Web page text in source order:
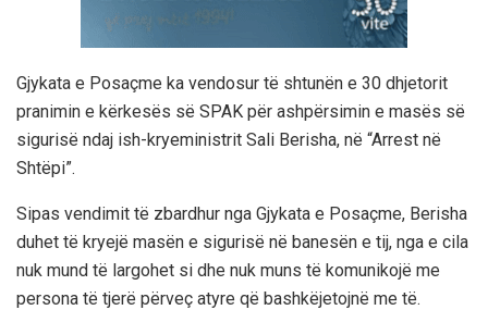
Gjykata e Posaçme ka vendosur të shtunën e 30 dhjetorit
pranimin e kërkesës së SPAK për ashpërsimin e masës së
sigurisë ndaj ish-kryeministrit Sali Berisha, në “Arrest në
Shtëpi”.
Sipas vendimit të zbardhur nga Gjykata e Posaçme, Berisha
duhet të kryejë masën e sigurisë në banesën e tij, nga e cila
nuk mund të largohet si dhe nuk muns të komunikojë me
persona të tjerë përveç atyre që bashkëjetojnë me të.